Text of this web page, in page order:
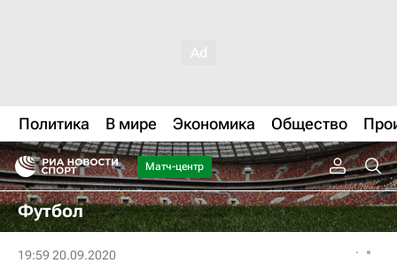
Политика В мире Экономика Общество
Матч-центр
Футбол
19:59 20.09.2020